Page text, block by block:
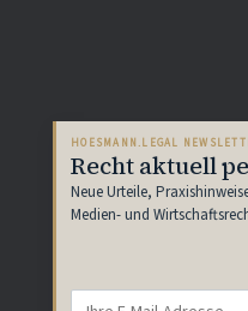
HOESMANN.LEGAL
Recht aktuell
Neue Urteile,
Medien- und